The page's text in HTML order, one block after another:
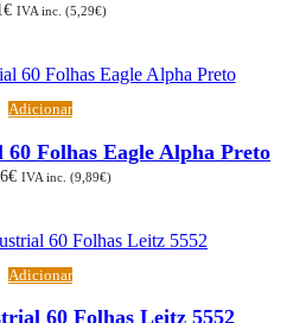
€ IVA inc. (5,29€)
Adicionar
Folhas Eagle Alpha Preto
€ IVA inc. (9,89€)
Adicionar
60 Folhas Leitz 5552